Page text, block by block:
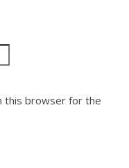
this browser for the